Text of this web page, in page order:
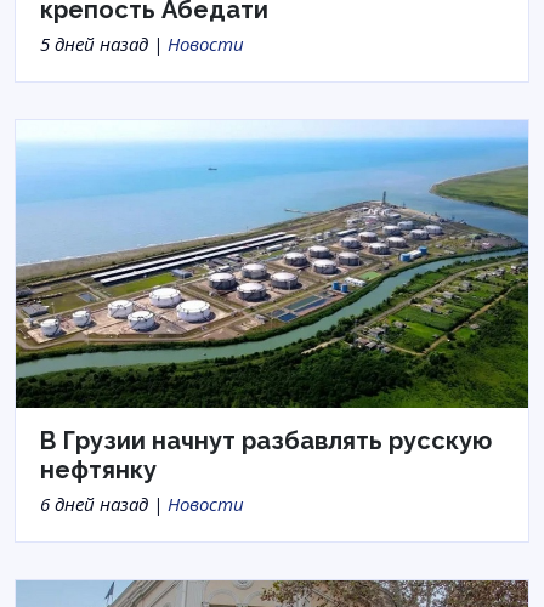
крепость Абедати
5 дней назад | Новости
В Грузии начнут разбавлять русскую
нефтянку
6 дней назад | Новости